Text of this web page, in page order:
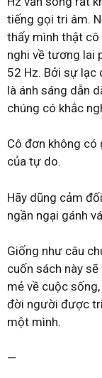
tiếng gọi tri âm.
thấy mình thật cô
nghi về tương lai
52 Hz. Bởi sự lạc
là ánh sáng dẫn
chúng có khắc
Cô đơn không
của tự do.
Hãy dũng cảm
ngần ngại gánh
Giống như câu
cuốn sách này
mẻ về cuộc
đời người được
một mình.
—